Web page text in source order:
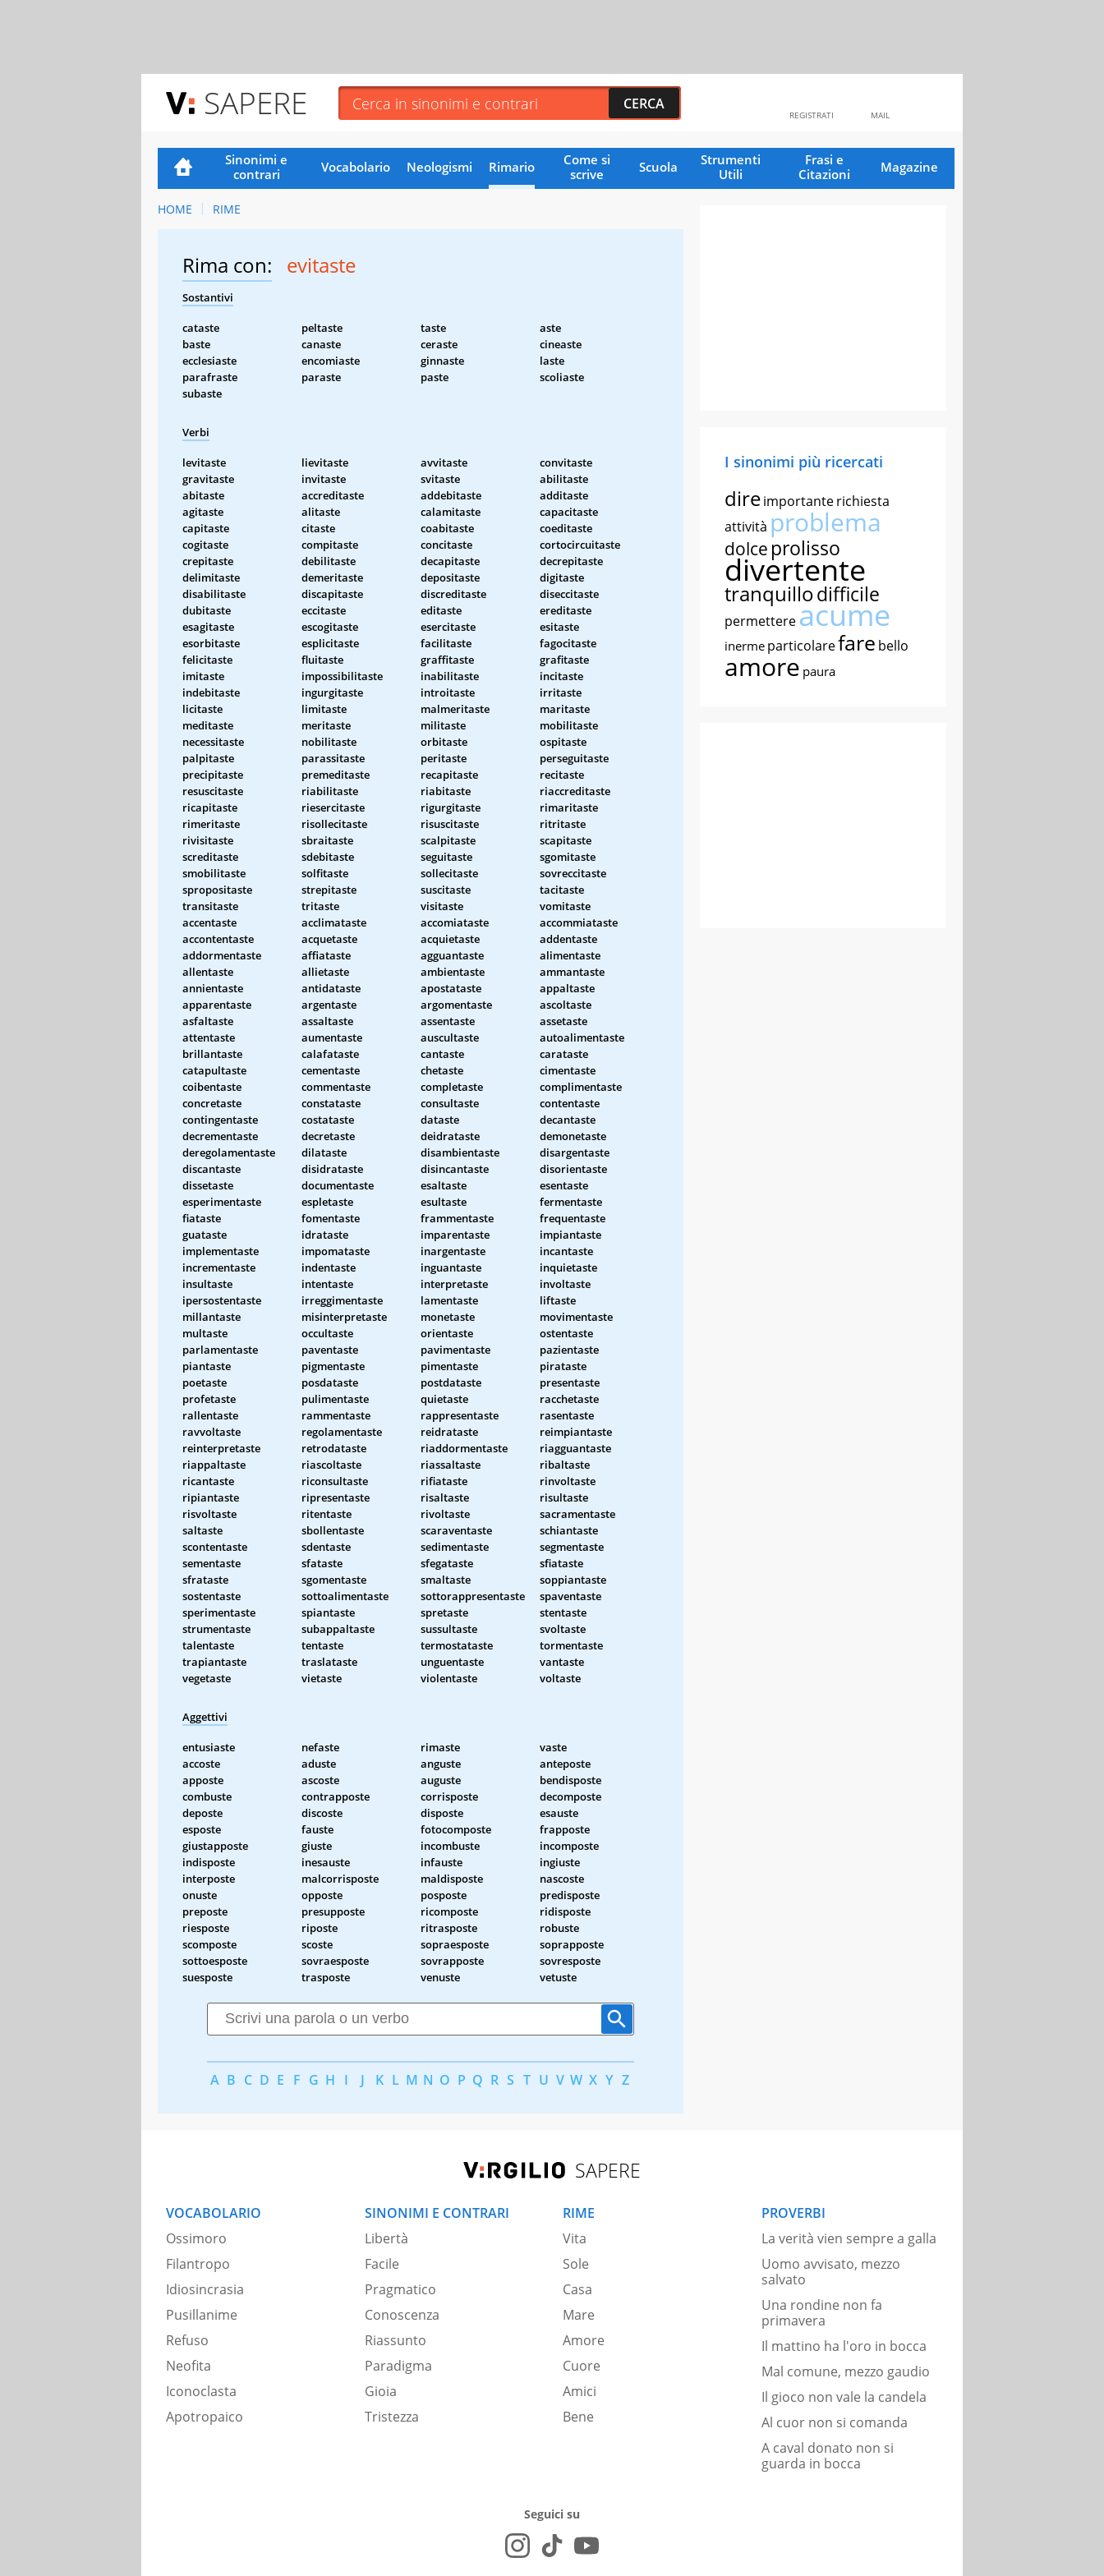
SAPERE MAIL
REGISTRATI
Sinonimi e
contrari
Vocabolario Neologismi Rimario
Come si
scrive
Scuola
Strumenti
Utili
Frasi e
Citazioni
Magazine
HOME RIME
Rima con: evitaste
Sostantivi
cataste peltaste taste
aste
baste
canaste ceraste
cineaste
ecclesiaste
encomiaste ginnaste
laste
parafraste
paraste paste
scoliaste
subaste
Verbi
levitaste lievitaste avvitaste
convitaste
gravitaste
invitaste svitaste
abilitaste
abitaste
accreditaste addebitaste
additaste
agitaste
alitaste calamitaste
capacitaste
capitaste
citaste coabitaste
coeditaste
cogitaste
compitaste concitaste
cortocircuitaste
crepitaste
debilitaste decapitaste
decrepitaste
delimitaste
demeritaste depositaste
digitaste
disabilitaste
discapitaste discreditaste
diseccitaste
dubitaste
eccitaste editaste
ereditaste
esagitaste
escogitaste esercitaste
esitaste
esorbitaste
esplicitaste facilitaste
fagocitaste
felicitaste
fluitaste graffitaste
grafitaste
imitaste
impossibilitaste inabilitaste
incitaste
indebitaste
ingurgitaste introitaste
irritaste
licitaste
limitaste malmeritaste
maritaste
meditaste
meritaste militaste
mobilitaste
necessitaste
nobilitaste orbitaste
ospitaste
palpitaste
parassitaste peritaste
perseguitaste
precipitaste
premeditaste recapitaste
recitaste
resuscitaste
riabilitaste riabitaste
riaccreditaste
ricapitaste
riesercitaste rigurgitaste
rimaritaste
rimeritaste
risollecitaste risuscitaste
ritritaste
rivisitaste
sbraitaste scalpitaste
scapitaste
screditaste
sdebitaste seguitaste
sgomitaste
smobilitaste
solfitaste sollecitaste
sovreccitaste
spropositaste
strepitaste suscitaste
tacitaste
transitaste
tritaste visitaste
vomitaste
accentaste
acclimataste accomiataste
accommiataste
accontentaste
acquetaste acquietaste
addentaste
addormentaste
affiataste agguantaste
alimentaste
allentaste
allietaste ambientaste
ammantaste
annientaste
antidataste apostataste
appaltaste
apparentaste
argentaste argomentaste
ascoltaste
asfaltaste
assaltaste assentaste
assetaste
attentaste
aumentaste auscultaste
autoalimentaste
brillantaste
calafataste cantaste
carataste
catapultaste
cementaste chetaste
cimentaste
coibentaste
commentaste completaste
complimentaste
concretaste
constataste consultaste
contentaste
contingentaste
costataste dataste
decantaste
decrementaste
decretaste deidrataste
demonetaste
deregolamentaste
dilataste disambientaste
disargentaste
discantaste
disidrataste disincantaste
disorientaste
dissetaste
documentaste esaltaste
esentaste
esperimentaste
espletaste esultaste
fermentaste
fiataste
fomentaste frammentaste
frequentaste
guataste
idrataste imparentaste
impiantaste
implementaste
impomataste inargentaste
incantaste
incrementaste
indentaste inguantaste
inquietaste
insultaste
intentaste interpretaste
involtaste
ipersostentaste
irreggimentaste lamentaste
liftaste
millantaste
misinterpretaste monetaste
movimentaste
multaste
occultaste orientaste
ostentaste
parlamentaste
paventaste pavimentaste
pazientaste
piantaste
pigmentaste pimentaste
pirataste
poetaste
posdataste postdataste
presentaste
profetaste
pulimentaste quietaste
racchetaste
rallentaste
rammentaste rappresentaste
rasentaste
ravvoltaste
regolamentaste reidrataste
reimpiantaste
reinterpretaste
retrodataste riaddormentaste
riagguantaste
riappaltaste
riascoltaste riassaltaste
ribaltaste
ricantaste
riconsultaste rifiataste
rinvoltaste
ripiantaste
ripresentaste risaltaste
risultaste
risvoltaste
ritentaste rivoltaste
sacramentaste
saltaste
sbollentaste scaraventaste
schiantaste
scontentaste
sdentaste sedimentaste
segmentaste
sementaste
sfataste sfegataste
sfiataste
sfrataste
sgomentaste smaltaste
soppiantaste
sostentaste
sottoalimentaste sottorappresentaste
spaventaste
sperimentaste
spiantaste spretaste
stentaste
strumentaste
subappaltaste sussultaste
svoltaste
talentaste
tentaste termostataste
tormentaste
trapiantaste
traslataste unguentaste
vantaste
vegetaste
vietaste violentaste voltaste
Aggettivi
entusiaste nefaste rimaste
vaste
accoste
aduste anguste
anteposte
apposte
ascoste auguste
bendisposte
combuste
contrapposte corrisposte
decomposte
deposte
discoste disposte
esauste
esposte
fauste fotocomposte
frapposte
giustapposte
giuste incombuste
incomposte
indisposte
inesauste infauste
ingiuste
interposte
malcorrisposte maldisposte
nascoste
onuste
opposte posposte
predisposte
preposte
presupposte ricomposte
ridisposte
riesposte
riposte ritrasposte
robuste
scomposte
scoste sopraesposte
soprapposte
sottoesposte
sovraesposte sovrapposte
sovresposte
suesposte
trasposte venuste vetuste
A B C D E F G H I J K L M N O P Q R S T U V W X Y Z
I sinonimi più ricercati
direimportanterichiesta
attività problema
dolce prolisso
divertente
tranquillodifficile
permettereacume
inerme particolarefare bello
amore paura
SAPERE
VOCABOLARIO
Ossimoro
Filantropo
Idiosincrasia
Pusillanime
Refuso
Neofita
Iconoclasta
Apotropaico
SINONIMI E CONTRARI
Libertà
Facile
Pragmatico
Conoscenza
Riassunto
Paradigma
Gioia
Tristezza
RIME
Vita
Sole
Casa
Mare
Amore
Cuore
Amici
Bene
PROVERBI
La verità vien sempre a galla
Uomo avvisato, mezzo
salvato
Una rondine non fa
primavera
Il mattino ha l'oro in bocca
Mal comune, mezzo gaudio
Il gioco non vale la candela
Al cuor non si comanda
A caval donato non si
guarda in bocca
Seguici su